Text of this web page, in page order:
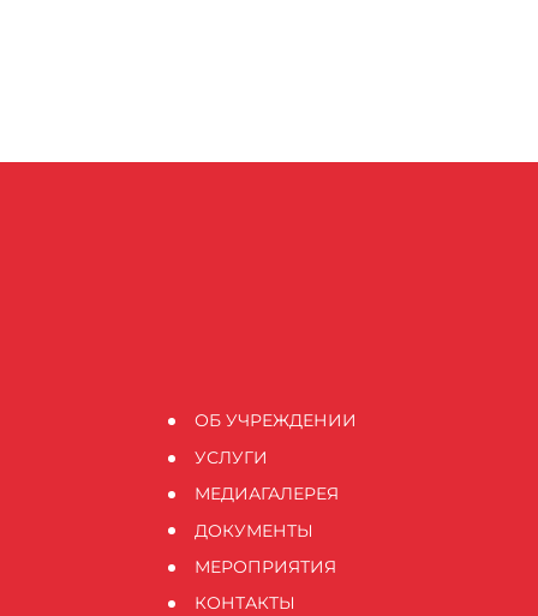
ОБ УЧРЕЖДЕНИИ
УСЛУГИ
МЕДИАГАЛЕРЕЯ
ДОКУМЕНТЫ
МЕРОПРИЯТИЯ
КОНТАКТЫ